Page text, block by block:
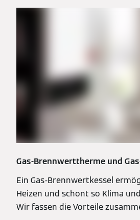
Gas-Brennwerttherme und
Ein Gas-Brennwertkessel
Heizen und schont so Klima
Wir fassen die Vorteile